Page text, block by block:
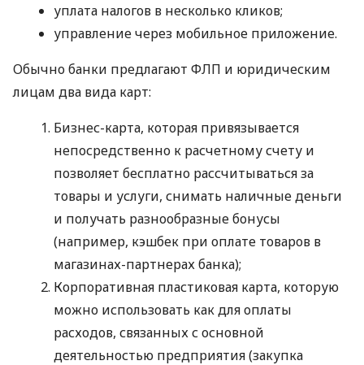
уплата налогов в несколько кликов;
управление через мобильное приложение.
Обычно банки предлагают ФЛП и юридическим
лицам два вида карт:
Бизнес-карта, которая привязывается
непосредственно к расчетному счету и
позволяет бесплатно рассчитываться за
товары и услуги, снимать наличные деньги
и получать разнообразные бонусы
(например, кэшбек при оплате товаров в
магазинах-партнерах банка);
Корпоративная пластиковая карта, которую
можно использовать как для оплаты
расходов, связанных с основной
деятельностью предприятия (закупка